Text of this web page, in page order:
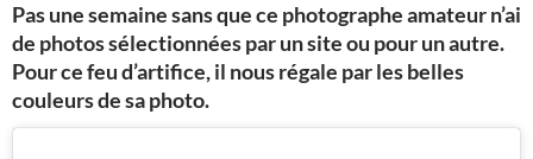
Pas une semaine sans que ce photographe amateur n’ai
de photos sélectionnées par un site ou pour un autre.
Pour ce feu d’artifice, il nous régale par les belles
couleurs de sa photo.